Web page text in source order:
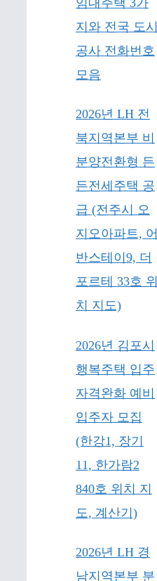
지와 전국 도시
공사 전화번호
모음
2026년 LH 전
북지역본부 비
분양전환형 든
든전세주택 공
급 (전주시 오
지오아파트, 어
반스테이9, 더
포르테 33호 위
치 지도)
2026년 김포시
행복주택 입주
자격완화 예비
입주자 모집
(한강1, 장기
11, 한가람2
840호 위치 지
도, 계산기)
2026년 LH 경
남지역본부 분